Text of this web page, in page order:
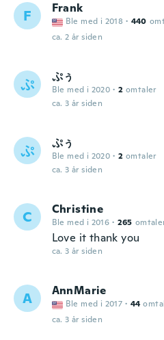
F Frank
Ble med i 2018 · 440
ca. 2 år siden
ぷ ぷぅ
Ble med i 2020 · 2 omtaler
ca. 3 år siden
ぷ ぷぅ
Ble med i 2020 · 2 omtaler
ca. 3 år siden
C Christine
Ble med i 2016 · 265
Love it thank you
ca. 3 år siden
A AnnMarie
Ble med i 2017 · 44
ca. 3 år siden